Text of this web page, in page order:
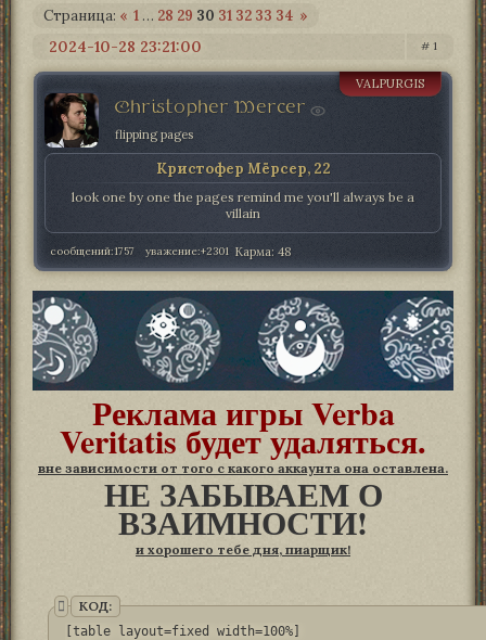
Страница: « 1 … 28 29 30 31 32 33 34 »
1
2024-10-28 23:21:00
Christopher Mercer
VALPURGIS
flipping pages
Кристофер Мёрсер, 22
look one by one the pages remind me you'll always be a
villain
сообщений:1757 уважение:+2301 Карма: 48
Реклама игры Verba
Veritatis будет удаляться.
вне зависимости от того с какого аккаунта она оставлена.
НЕ ЗАБЫВАЕМ О
ВЗАИМНОСТИ!
и хорошего тебе дня, пиарщик!
КОД:
[table layout=fixed width=100%]